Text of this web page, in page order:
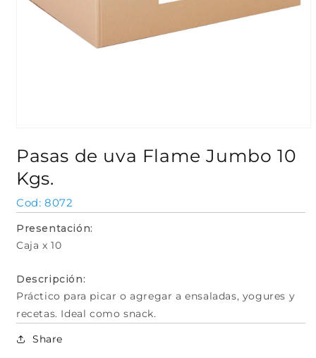
multimedia
1
en
una
modal
Pasas de uva Flame Jumbo 10
Kgs.
SKU:
8072
Presentación:
Caja x 10
Descripción:
Práctico para picar o agregar a ensaladas, yogures y
recetas. Ideal como snack.
Share